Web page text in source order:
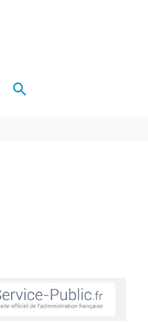
Rechercher